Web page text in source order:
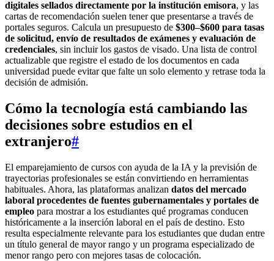
digitales sellados directamente por la institución emisora, y las
cartas de recomendación suelen tener que presentarse a través de
portales seguros. Calcula un presupuesto de $300–$600 para tasas
de solicitud, envío de resultados de exámenes y evaluación de
credenciales, sin incluir los gastos de visado. Una lista de control
actualizable que registre el estado de los documentos en cada
universidad puede evitar que falte un solo elemento y retrase toda la
decisión de admisión.
Cómo la tecnología está cambiando las
decisiones sobre estudios en el
extranjero#
El emparejamiento de cursos con ayuda de la IA y la previsión de
trayectorias profesionales se están convirtiendo en herramientas
habituales. Ahora, las plataformas analizan datos del mercado
laboral procedentes de fuentes gubernamentales y portales de
empleo para mostrar a los estudiantes qué programas conducen
históricamente a la inserción laboral en el país de destino. Esto
resulta especialmente relevante para los estudiantes que dudan entre
un título general de mayor rango y un programa especializado de
menor rango pero con mejores tasas de colocación.